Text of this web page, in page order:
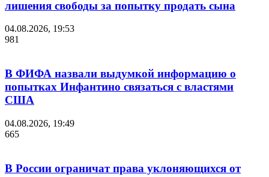
лишения свободы за попытку продать сына
04.08.2026, 19:53
981
В ФИФА назвали выдумкой информацию о
попытках Инфантино связаться с властями
США
04.08.2026, 19:49
665
В России ограничат права уклоняющихся от